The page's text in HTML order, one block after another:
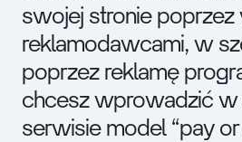
swojej stronie poprzez
reklamodawcami, w
poprzez reklamę
chcesz wprowadzić
serwisie model “pay or